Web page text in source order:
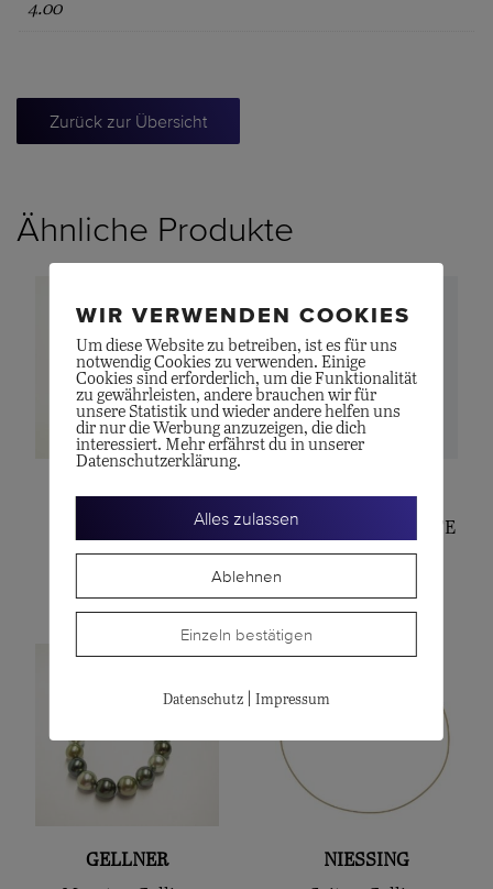
4.00
Zurück zur Übersicht
Ähnliche Produkte
GELLNER
Perlen-Anhänger
OLE LYNGGAARD
DESIGN HALSKETTE
GELLNER
NIESSING
WIR VERWENDEN COOKIES
Um diese Website zu betreiben, ist es für uns
notwendig Cookies zu verwenden. Einige
Cookies sind erforderlich, um die Funktionalität
zu gewährleisten, andere brauchen wir für
unsere Statistik und wieder andere helfen uns
dir nur die Werbung anzuzeigen, die dich
interessiert. Mehr erfährst du in unserer
Datenschutzerklärung.
Alles zulassen
Ablehnen
Einzeln bestätigen
Datenschutz| Impressum